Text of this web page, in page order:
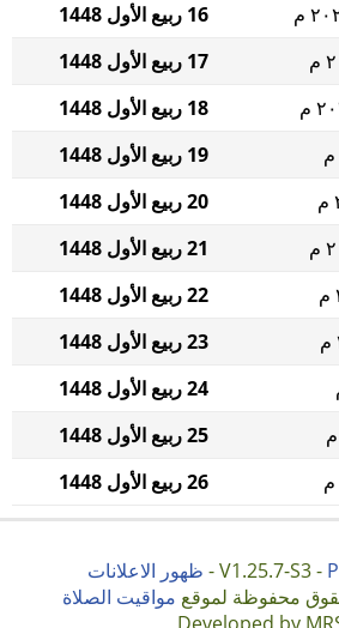
16 ربيع الأول 1448
17 ربيع الأول 1448
18 ربيع الأول 1448
19 ربيع الأول 1448
20 ربيع الأول 1448
21 ربيع الأول 1448
22 ربيع الأول 1448
23 ربيع الأول 1448
24 ربيع الأول 1448
25 ربيع الأول 1448
26 ربيع الأول 1448
V1.25.7-S3 -
- ظهور الاعلانات
مواقيت الصلاة